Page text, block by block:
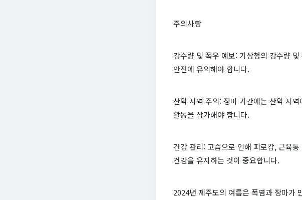
주의사항
강수량 및 폭우 예보: 기상청의 강수량
안전에 유의해야 합니다.
산악 지역 주의: 장마 기간에는 산악 지
활동을 삼가해야 합니다.
건강 관리: 고습으로 인해 피로감, 근육
건강을 유지하는 것이 중요합니다.
2024년 제주도의 여름은 폭염과 장마가